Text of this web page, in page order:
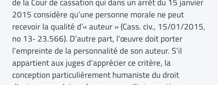
de la Cour de cassation qui dans un arrêt du 15 janvier
2015 considère qu’une personne morale ne peut
recevoir la qualité d’« auteur » (Cass. civ., 15/01/2015,
no 13‐ 23.566). D’autre part, l’œuvre doit porter
l’empreinte de la personnalité de son auteur. S’il
appartient aux juges d’apprécier ce critère, la
conception particulièrement humaniste du droit